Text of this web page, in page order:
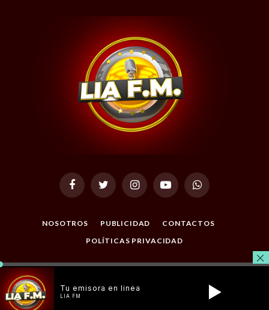
FacebookTwitter InstagramYouTubeWhatsApp
NOSOTROS PUBLICIDAD
CONTACTOS
POLÍTICAS PRIVACIDAD
© 2026 Todos los Derechos Reservados. Desarrollado por
Masterclic.Net
Tu emisora en linea
LIA FM